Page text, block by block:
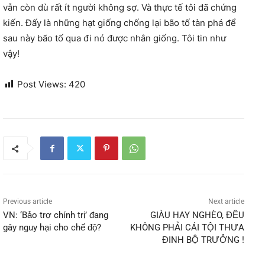
vẫn còn dù rất ít người không sợ. Và thực tế tôi đã chứng
kiến. Đấy là những hạt giống chống lại bão tố tàn phá để
sau này bão tố qua đi nó được nhân giống. Tôi tin như
vậy!
Post Views: 420
Previous article
VN: ‘Bảo trợ chính trị’ đang
gây nguy hại cho chế độ?
Next article
GIÀU HAY NGHÈO, ĐỀU
KHÔNG PHẢI CÁI TỘI THƯA
ĐINH BỘ TRƯỞNG !